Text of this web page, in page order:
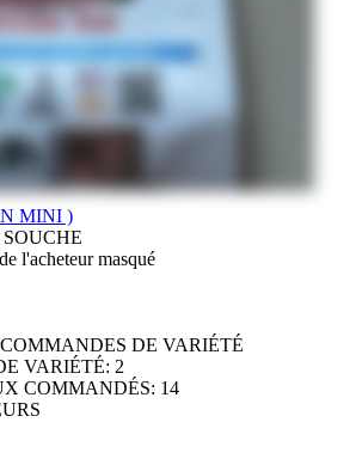
MINI )
l'acheteur masqué
DE VARIÉTÉ
VARIÉTÉ: 2
COMMANDÉS: 14